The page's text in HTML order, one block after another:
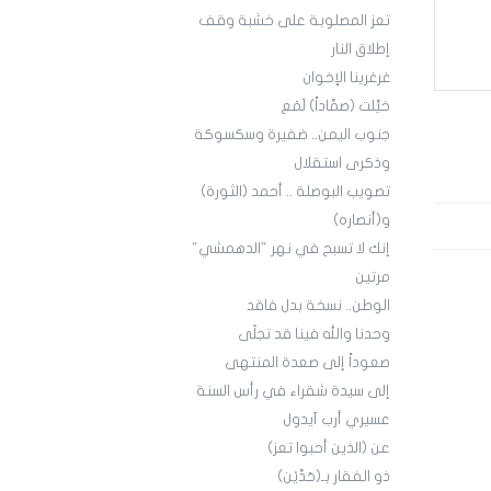
تعز المصلوبة على خشبة وقف
إطلاق النار
غرغرينا الإخوان
خيَّلت (صمَّاداً) لَمَع
جنوب اليمن.. ضفيرة وسكسوكة
وذكرى استقلال
تصويب البوصلة .. أحمد (الثورة)
و(أنصاره)
إنك لا تسبح في نهر "الدهمشي"
مرتين
الوطن.. نسخة بدل فاقد
وحدنا والله فينا قد تجلّى
صعوداً إلى صعدة المنتهى
إلى سيدة شقراء في رأس السنة
عسيري أرب آيدول
عن (الذين أحبوا تعز)
ذو الفقار بـ(حَدَّيْن)